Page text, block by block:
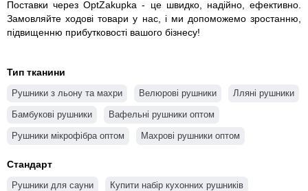
Поставки через OptZakupka - це швидко, надійно, ефективно.
Замовляйте ходові товари у нас, і ми допоможемо зростанню,
підвищенню прибутковості вашого бізнесу!
Тип тканини
Рушники з льону та махри Велюрові рушники Лляні рушники
Бамбукові рушники Вафельні рушники оптом
Рушники мікрофібра оптом Махрові рушники оптом
Стандарт
Рушники для сауни Купити набір кухонних рушників